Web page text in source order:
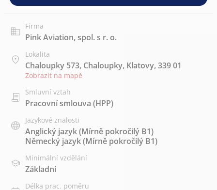
Firma
Pink Aviation, spol. s r. o.
Lokalita
Chaloupky 573, Chaloupky, Klatovy, 339 01
Zobrazit na mapě
Smluvní vztah
Pracovní smlouva (HPP)
Jazykové znalosti
Anglický jazyk(Mírně pokročilý B1)
Německý jazyk(Mírně pokročilý B1)
Minimální vzdělání
Základní
Délka prac. poměru